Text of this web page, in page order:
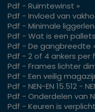
Pdf - Ruimtewinst »
Pdf - Invloed van
Pdf - Minimale
Pdf - Wat is een
Pdf - De gangbreedte
Pdf - 2 of 4 ankers per
Pdf - Frames lichter
Pdf - Een veilig
Pdf - NEN-EN 15.512 -
Pdf - Onderdelen van
Pdf - Keuren is